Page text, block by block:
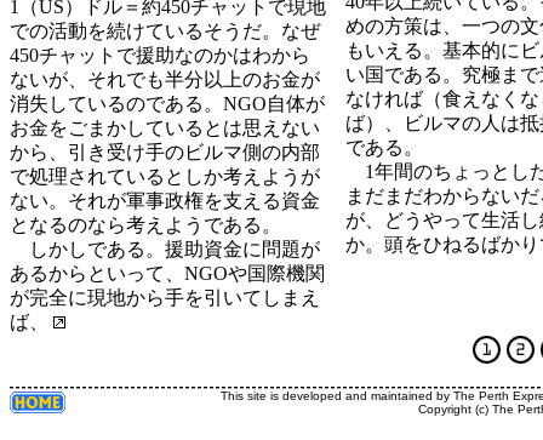
1（US）ドル＝約450チャットで現地
での活動を続けているそうだ。なぜ
450チャットで援助なのかはわから
ないが、それでも半分以上のお金が
消失しているのである。NGO自体が
お金をごまかしているとは思えない
から、引き受け手のビルマ側の内部
で処理されているとしか考えようが
ない。それが軍事政権を支える資金
となるのなら考えようである。
しかしである。援助資金に問題が
あるからといって、NGOや国際機関
が完全に現地から手を引いてしまえ
ば、
めの方策は、一つの
もいえる。基本的に
い国である。究極ま
なければ（食えなく
ば）、ビルマの人は
である。
1年間のちょっとし
まだまだわからない
が、どうやって生活
か。頭をひねるばか
This site is developed and maintained by The Perth
Copyright (c) The